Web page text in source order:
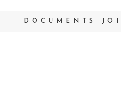
DOCUMENTS